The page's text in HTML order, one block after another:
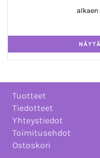
alkaen
Tuotteet
Tiedotteet
Yhteystiedot
Toimitusehdot
Ostoskori